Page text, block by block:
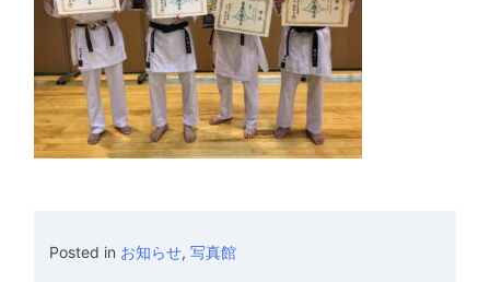
Posted in お知らせ, 写真館